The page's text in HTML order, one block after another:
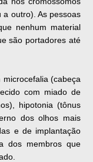
outro). As pessoas
nenhum material
são portadores até
(cabeça
com miado de
hipotonia (tônus
dos olhos mais
e de implantação
dos membros que